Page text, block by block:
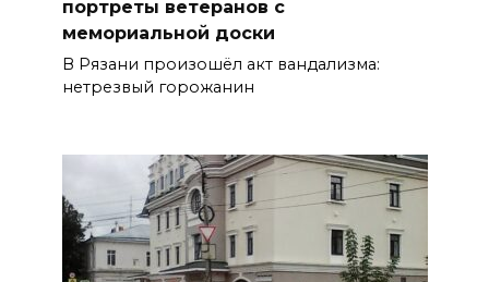
портреты ветеранов с
мемориальной доски
В Рязани произошёл акт вандализма:
нетрезвый горожанин